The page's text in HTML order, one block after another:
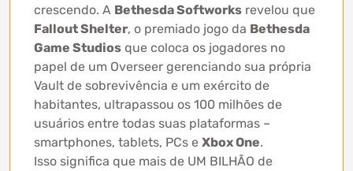
crescendo. A Bethesda Softworks revelou que
Fallout Shelter, o premiado jogo da Bethesda
Game Studios que coloca os jogadores no
papel de um Overseer gerenciando sua própria
Vault de sobrevivência e um exército de
habitantes, ultrapassou os 100 milhões de
usuários entre todas suas plataformas –
smartphones, tablets, PCs e Xbox One.
Isso significa que mais de UM BILHÃO de